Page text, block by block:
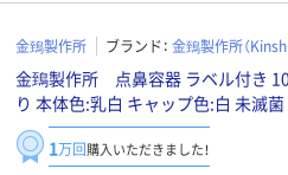
金鵄製作所 ブランド： 金鵄製作所（Kinshi
金鵄製作所 点鼻容器 ラベル付き
り 本体色:乳白 キャップ色:白 未滅菌
1万回購入いただきました！